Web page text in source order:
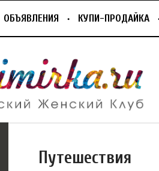
ОБЪЯВЛЕНИЯ КУПИ-ПРОДАЙКА
Путешествия